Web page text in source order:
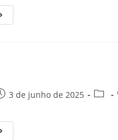
3 de junho de 2025